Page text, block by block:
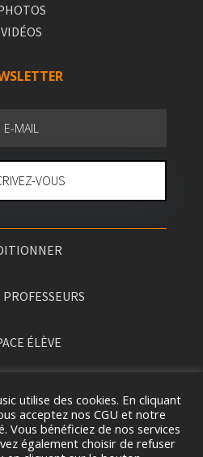
VIDÉOS
VOUS
PROFESSEURS
ÉLÈVE
utilise des cookies. En cliquant
acceptez nos CGU et notre
Vous bénéficiez de nos services
également choisir de refuser